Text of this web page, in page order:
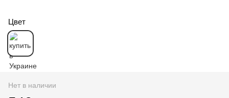
Цвет
Нет в наличии